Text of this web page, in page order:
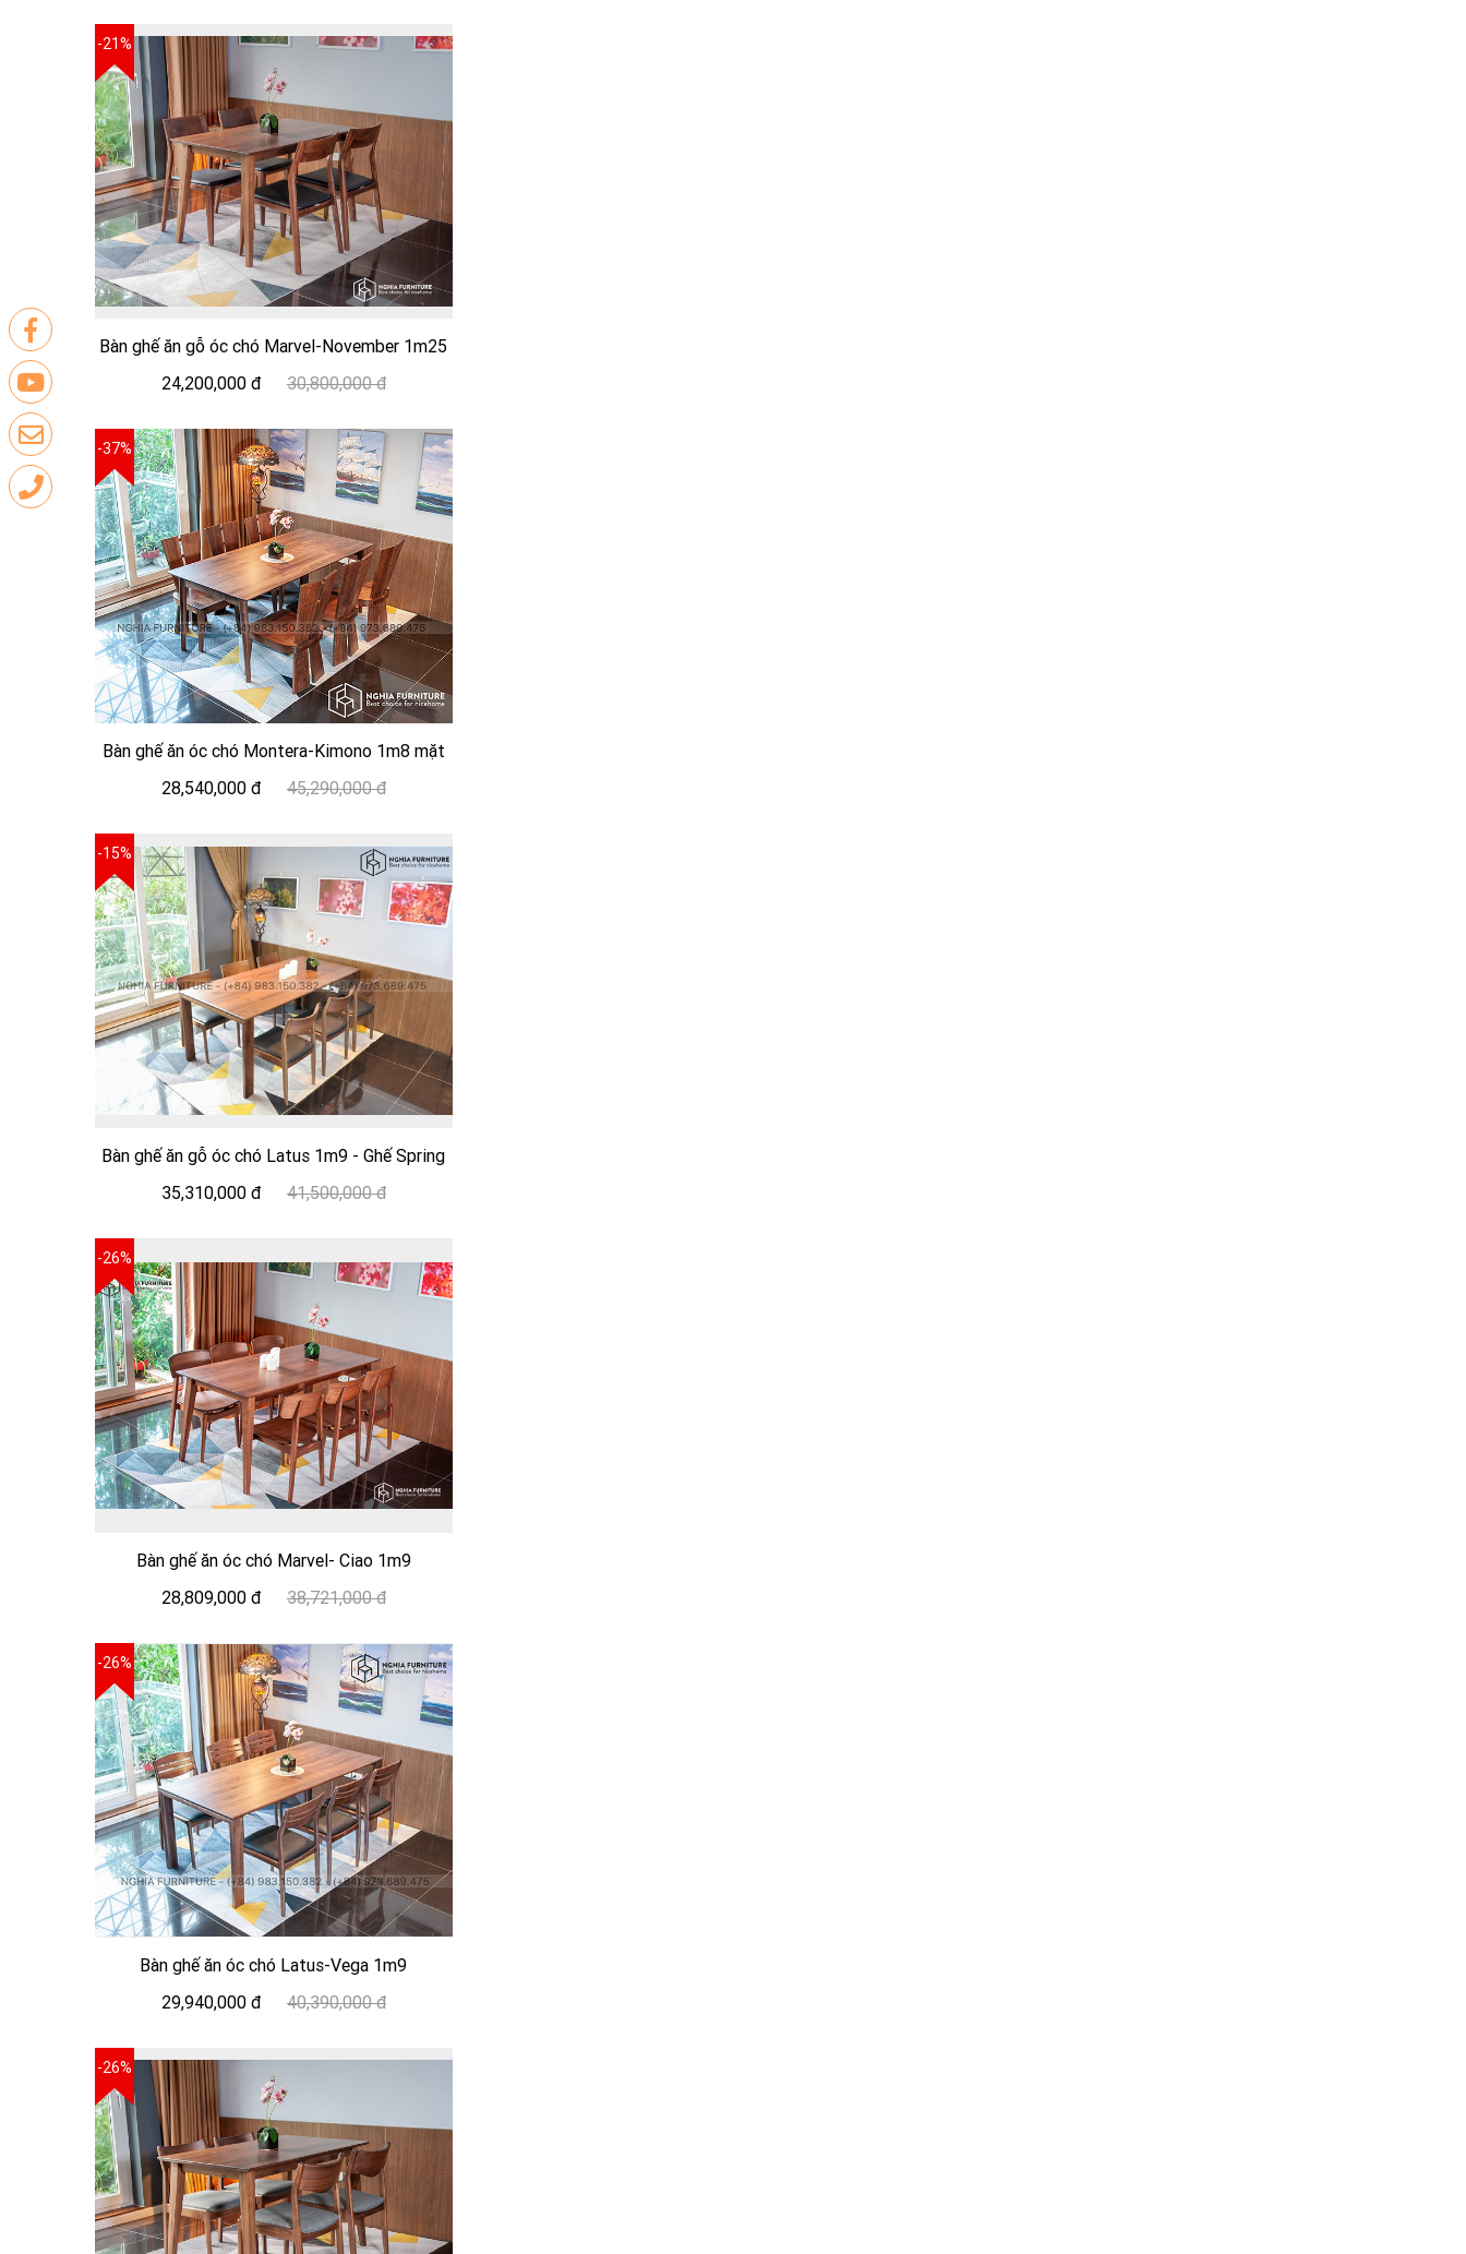
-21%
Bàn ghế ăn gỗ óc chó Marvel-November 1m25
24,200,000 đ
30,800,000 đ
-37%
Bàn ghế ăn óc chó Montera-Kimono 1m8 mặt
28,540,000 đ 45,290,000 đ
-15%
Bàn ghế ăn gỗ óc chó Latus 1m9 - Ghế Spring
35,310,000 đ
41,500,000 đ
-26%
Bàn ghế ăn óc chó Marvel- Ciao 1m9
28,809,000 đ
38,721,000 đ
-26%
Bàn ghế ăn óc chó Latus-Vega 1m9
29,940,000 đ
40,390,000 đ
-26%